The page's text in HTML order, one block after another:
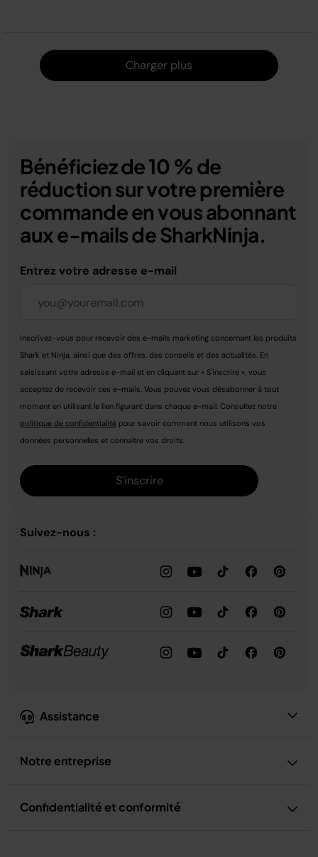
Charger plus
Assistance
Notre entreprise
Confidentialité et conformité
Bénéficiez de 10 % de
réduction sur votre première
commande en vous abonnant
aux e-mails de SharkNinja.
Entrez votre adresse e-mail
Inscrivez-vous pour recevoir des e-mails marketing concernant les produits
Shark et Ninja, ainsi que des offres, des conseils et des actualités. En
saisissant votre adresse e-mail et en cliquant sur « S'inscrire », vous
acceptez de recevoir ces e-mails. Vous pouvez vous désabonner à tout
moment en utilisant le lien figurant dans chaque e-mail. Consultez notre
politique de confidentialité pour savoir comment nous utilisons vos
données personnelles et connaître vos droits.
S'inscrire
Suivez-nous :